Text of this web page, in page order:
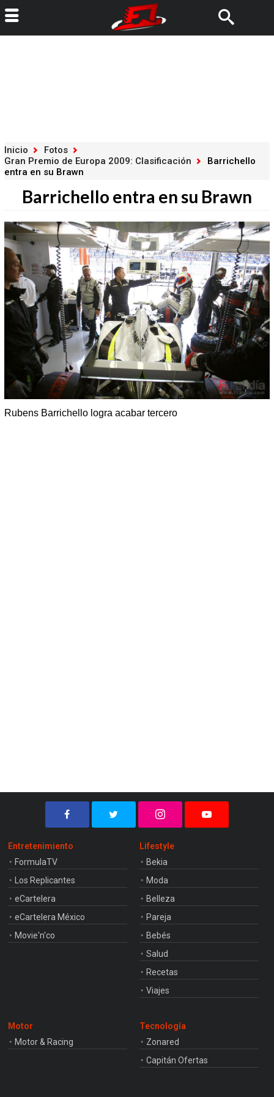
Inicio
Fotos
Gran Premio de Europa 2009: Clasificación
Barrichello
entra en su Brawn
Barrichello entra en su Brawn
Rubens Barrichello logra acabar tercero
Entretenimiento
FormulaTV
Los Replicantes
eCartelera
eCartelera México
Movie'n'co
Lifestyle
Bekia
Moda
Belleza
Pareja
Bebés
Salud
Recetas
Viajes
Motor
Motor & Racing
Tecnología
Zonared
Capitán Ofertas